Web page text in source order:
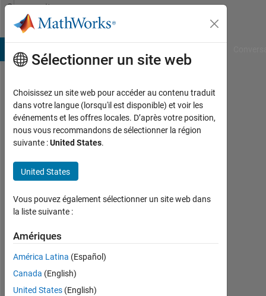
Passer au contenu
Community
Profile
Dinu
Actif
depuis
2013
Followers:
Following:
Follow
Message
Sélectionner un site web
Choisissez un site web pour accéder au contenu traduit
dans votre langue (lorsqu'il est disponible) et voir les
événements et les offres locales. D’après votre position,
nous vous recommandons de sélectionner la région
suivante :United States.
United States
Vous pouvez également sélectionner un site web dans
la liste suivante :
Amériques
América Latina (Español)
Canada (English)
United States (English)